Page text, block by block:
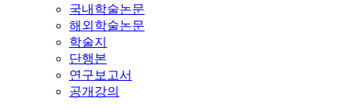
국내학술논문
해외학술논문
학술지
단행본
연구보고서
공개강의